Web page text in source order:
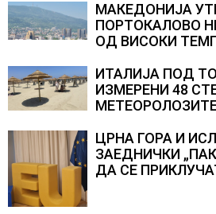
МАКЕДОНИЈА
ПОРТОКАЛОВО
ОД ВИСОКИ
ИТАЛИЈА ПОД
ИЗМЕРЕНИ 48
АВГУСТ
ЦРНА ГОРА И
ЗАЕДНИЧКИ
ДА СЕ